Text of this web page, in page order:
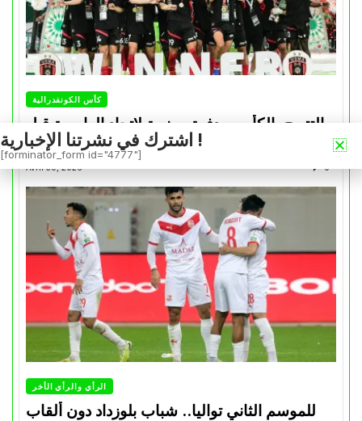
كأس الكونفدرالية
التتويج بالكأس.. دفعة معنوية لإتحاد العاصمة قبل
موقعة الزمالك في نهائي الكونفدرالية
Avril 30, 2026 0
الرأي والرأي الأخر
للموسم الثاني تواليا.. شباب بلوزداد دون ألقاب
اشترك في نشرتنا الإخبارية !
[forminator_form id="4777"]